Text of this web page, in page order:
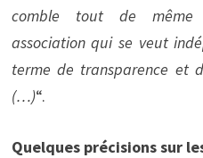
comble tout de même
association qui se veut
terme de transparence et
(…)“.
Quelques précisions sur